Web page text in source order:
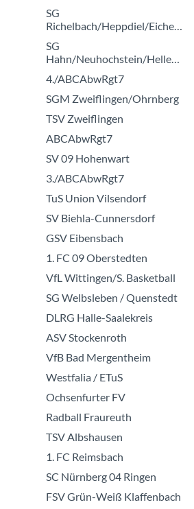
SG
Richelbach/Heppdiel/Eichenbühl
SG
Hahn/Neuhochstein/Hellenhahn
4./ABCAbwRgt7
SGM Zweiflingen/Ohrnberg
TSV Zweiflingen
ABCAbwRgt7
SV 09 Hohenwart
3./ABCAbwRgt7
TuS Union Vilsendorf
SV Biehla-Cunnersdorf
GSV Eibensbach
1. FC 09 Oberstedten
VfL Wittingen/S. Basketball
SG Welbsleben / Quenstedt
DLRG Halle-Saalekreis
ASV Stockenroth
VfB Bad Mergentheim
Westfalia / ETuS
Ochsenfurter FV
Radball Fraureuth
TSV Albshausen
1. FC Reimsbach
SC Nürnberg 04 Ringen
FSV Grün-Weiß Klaffenbach